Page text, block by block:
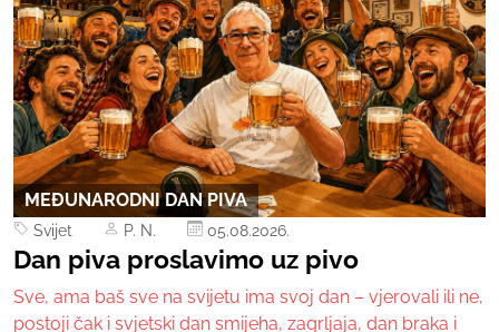
MEĐUNARODNI DAN PIVA
Svijet P. N. 05.08.2026.
Dan piva proslavimo uz pivo
Sve, ama baš sve na svijetu ima svoj dan – vjerovali ili ne,
postoji čak i svjetski dan smijeha, zagrljaja, dan braka i